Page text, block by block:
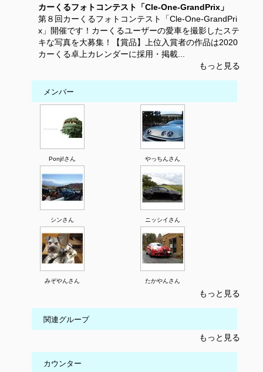
カーくるフォトコンテスト「Cle-One-GrandPrix」
第８回カーくるフォトコンテスト「Cle-One-GrandPri
x」開催です！カーくるユーザーの愛車を撮影したステ
キな写真を大募集！【賞品】上位入賞者の作品は2020
カーくる卓上カレンダーに採用・掲載...
もっと見る
メンバー
Ponji!さん やっちんさん
シンさん ニッシイさん
みぞやんさん たかやんさん
もっと見る
関連グループ
もっと見る
カウンター